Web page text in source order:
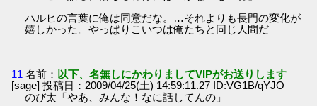
ハルヒの言葉に俺は同意だな。…それよりも長門の変化が
嬉しかった。やっぱりこいつは俺たちと同じ人間だ
11 名前： 以下、名無しにかわりましてVIPがお送りします
[sage] 投稿日：2009/04/25(土) 14:59:11.27 ID:VG1B/qYJO
のび太「やあ、みんな！なに話してんの」